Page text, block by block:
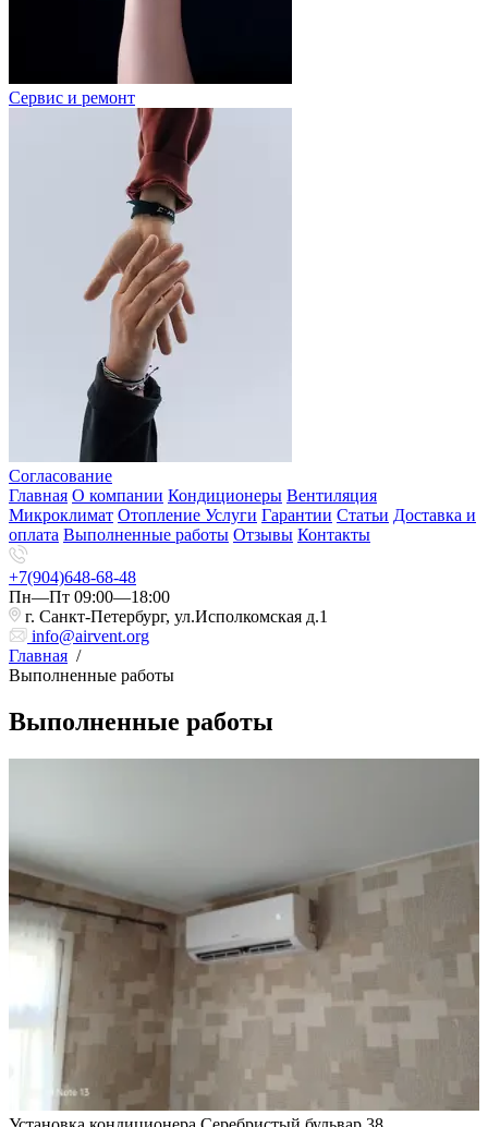
Сервис и ремонт
Согласование
Главная О компании Кондиционеры Вентиляция
Микроклимат Отопление Услуги Гарантии Статьи Доставка и
оплата Выполненные работы Отзывы Контакты
+7(904)648-68-48
Пн—Пт 09:00—18:00
г. Санкт-Петербург, ул.Исполкомская д.1
info@airvent.org
Главная /
Выполненные работы
Выполненные работы